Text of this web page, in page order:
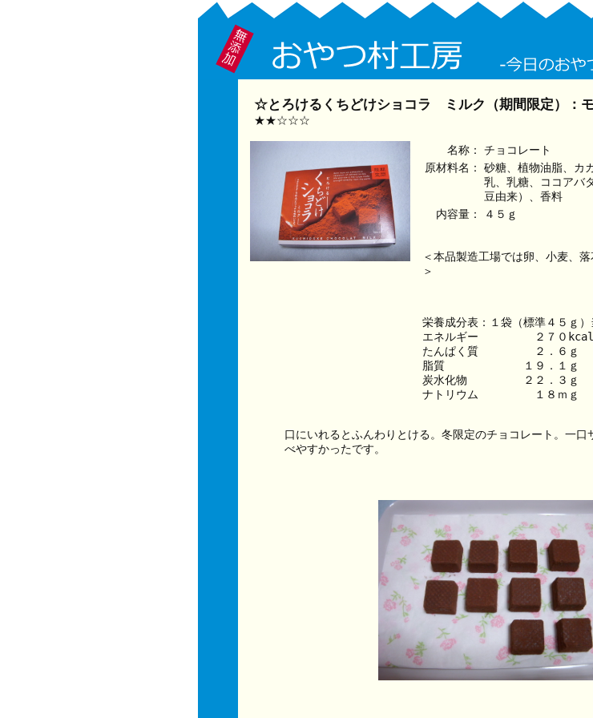
☆とろけるくちどけショコラ ミルク（期間限定）：
★★☆☆☆
名称：
チョコレート
原材料名：
砂糖、植物油脂、カ
乳、乳糖、ココアバ
豆由来）、香料
内容量：
４５ｇ
＜本品製造工場では卵、小麦、
＞
栄養成分表：１袋（標準４５ｇ）
エネルギー　　　　　２７０kcal
たんぱく質　　　　　２．６ｇ
脂質　　　　　　　１９．１ｇ
炭水化物　　　　　２２．３ｇ
口にいれるとふんわりとける。冬限定のチョコレート。一口
べやすかったです。